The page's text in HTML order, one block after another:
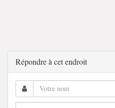
Répondre à cet endroit